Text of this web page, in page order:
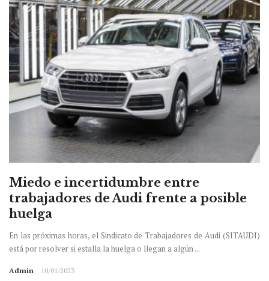
Miedo e incertidumbre entre
trabajadores de Audi frente a posible
huelga
En las próximas horas, el Sindicato de Trabajadores de Audi (SITAUDI)
está por resolver si estalla la huelga o llegan a algún ...
Admin 10/01/2023